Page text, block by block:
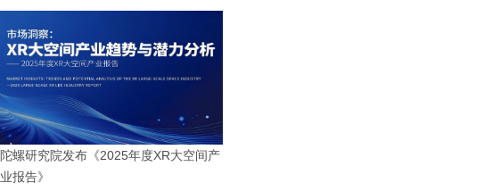
陀螺研究院发布《2025年度XR大空间产
业报告》